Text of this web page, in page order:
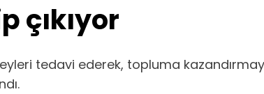
çıkıyor
tedavi ederek, topluma